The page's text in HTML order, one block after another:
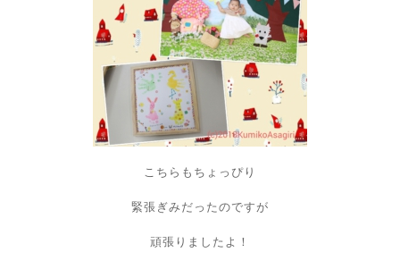
こちらもちょっぴり
緊張ぎみだったのですが
頑張りましたよ！